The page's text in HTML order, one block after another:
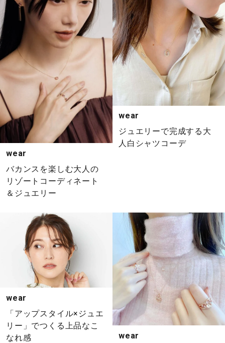
wear
バカンスを楽しむ大人の
リゾートコーディネート
＆ジュエリー
wear
ジュエリーで完成する大
人白シャツコーデ
wear
「アップスタイル×ジュエ
リー」でつくる上品なこ
なれ感
wear